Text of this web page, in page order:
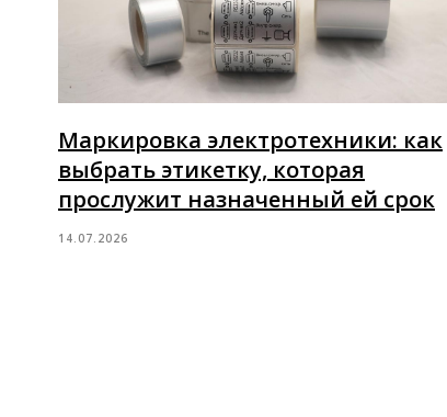
Маркировка электротехники: как
выбрать этикетку, которая
прослужит назначенный ей срок
14.07.2026